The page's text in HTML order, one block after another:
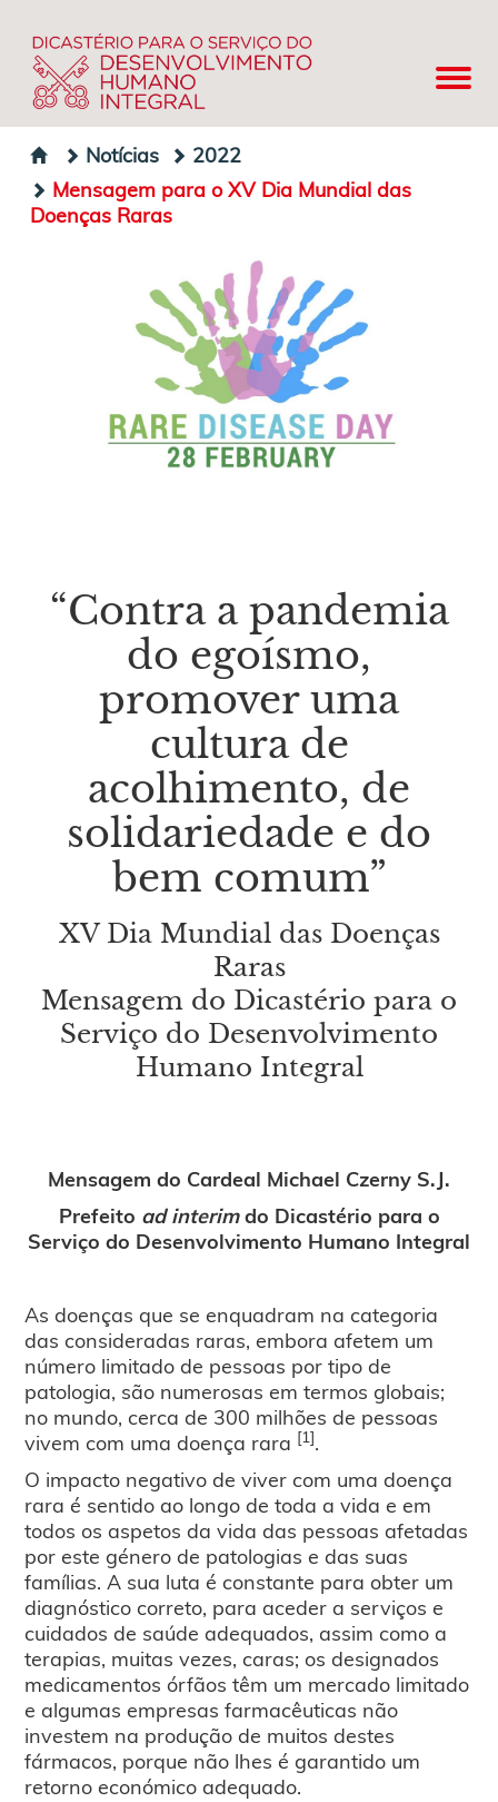
Notícias
2022
Mensagem para o XV Dia Mundial das
Doenças Raras
“Contra a pandemia
do egoísmo,
promover uma
cultura de
acolhimento, de
solidariedade e do
bem comum”
XV Dia Mundial das Doenças
Raras
Mensagem do Dicastério para o
Serviço do Desenvolvimento
Humano Integral
Mensagem do Cardeal Michael Czerny S.J.
Prefeito ad interimdo Dicastério para o
Serviço do Desenvolvimento Humano Integral
As doenças que se enquadram na categoria
das consideradas raras, embora afetem um
número limitado de pessoas por tipo de
patologia, são numerosas em termos globais;
no mundo, cerca de 300 milhões de pessoas
vivem com uma doença rara [1].
O impacto negativo de viver com uma doença
rara é sentido ao longo de toda a vida e em
todos os aspetos da vida das pessoas afetadas
por este género de patologias e das suas
famílias. A sua luta é constante para obter um
diagnóstico correto, para aceder a serviços e
cuidados de saúde adequados, assim como a
terapias, muitas vezes, caras; os designados
medicamentos órfãos têm um mercado limitado
e algumas empresas farmacêuticas não
investem na produção de muitos destes
fármacos, porque não lhes é garantido um
retorno económico adequado.